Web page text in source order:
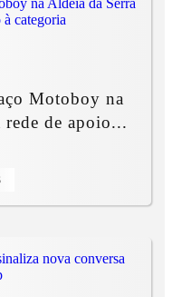
Motoboy na
de apoio...